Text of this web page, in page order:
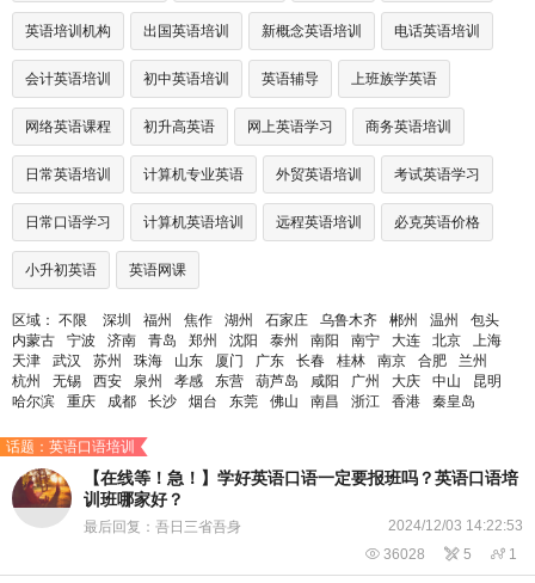
英语培训机构 出国英语培训 新概念英语培训 电话英语培训
会计英语培训 初中英语培训 英语辅导 上班族学英语
网络英语课程 初升高英语 网上英语学习 商务英语培训
日常英语培训 计算机专业英语 外贸英语培训 考试英语学习
日常口语学习 计算机英语培训 远程英语培训 必克英语价格
小升初英语 英语网课
区域： 不限 深圳 福州 焦作 湖州 石家庄 乌鲁木齐 郴州 温州
包头
内蒙古
宁波 济南 青岛 郑州 沈阳 泰州 南阳 南宁 大连 北京
上海
天津
武汉 苏州 珠海 山东 厦门 广东 长春 桂林 南京 合肥
兰州
杭州
无锡 西安 泉州 孝感 东营 葫芦岛 咸阳 广州 大庆 中山
昆明
哈尔滨
重庆 成都 长沙 烟台 东莞 佛山 南昌 浙江 香港 秦皇岛
话题：英语口语培训
【在线等！急！】学好英语口语一定要报班吗？英语口语培
训班哪家好？
最后回复：吾日三省吾身 2024/12/03 14:22:53
 36028  5  1